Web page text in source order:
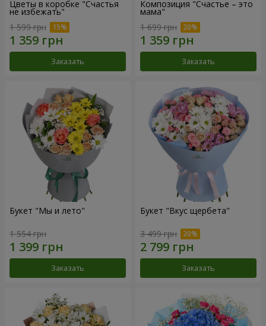
Цветы в коробке "Счастья
не избежать"
1 599 грн
Заказать
Композиция "Счастье – это
мама"
1 699 грн
Заказать
Букет "Мы и лето"
1 554 грн
Заказать
Букет "Вкус щербета"
3 499 грн
Заказать